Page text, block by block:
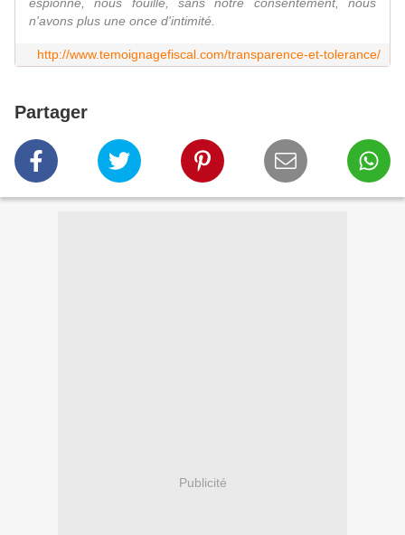
n'avons plus une once d'intimité.
http://www.temoignagefiscal.com/transparence-et-tolerance/
Partager
Publicité